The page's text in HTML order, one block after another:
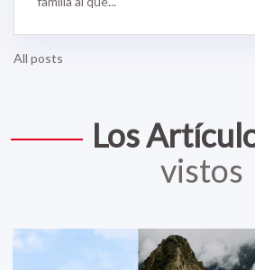
All posts
Los
vistos